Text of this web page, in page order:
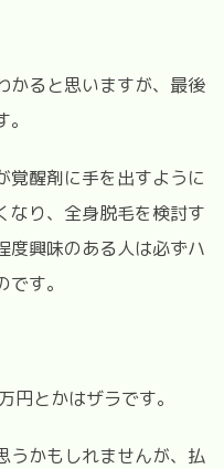
かると思いますが、最後
覚醒剤に手を出すように
なり、全身脱毛を検討す
度興味のある人は必ずハ
す。
円とかはザラです。
うかもしれませんが、払